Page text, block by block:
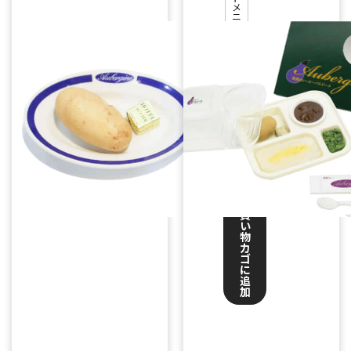
ト
メ
ニ
¥110
買
い
物
カ
ゴ
に
追
加